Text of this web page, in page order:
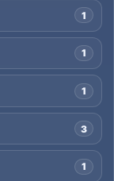
1
1
1
3
1